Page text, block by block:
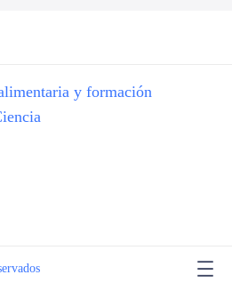
y formación